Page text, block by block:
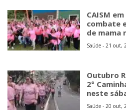
CAISM
combate
de mama
Saúde - 21 out,
Outubro
2°
neste
Saúde - 20 out,